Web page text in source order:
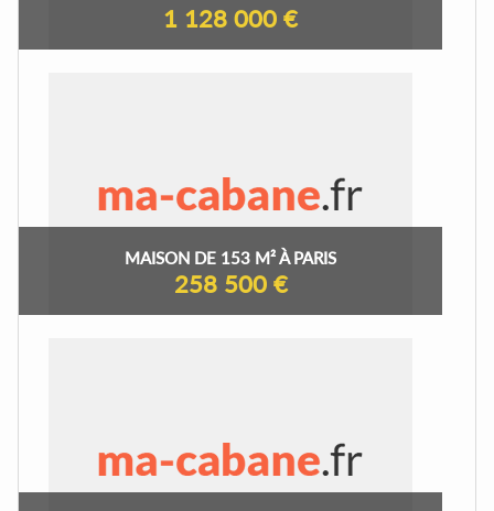
1 128 000 €
MAISON DE 153 M² À PARIS
258 500 €